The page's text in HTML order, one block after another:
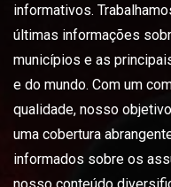
informativos.
últimas informações
municípios e as
e do mundo. Com um
qualidade, nosso
uma cobertura
informados sobre os